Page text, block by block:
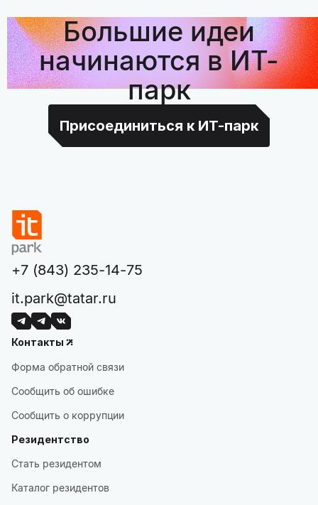
Большие идеи
начинаются в ИТ-
парк
Присоединиться к ИТ-парк
+7 (843) 235-14-75
it.park@tatar.ru
Контакты
Форма обратной связи
Сообщить об ошибке
Сообщить о коррупции
Резидентство
Стать резидентом
Каталог резидентов